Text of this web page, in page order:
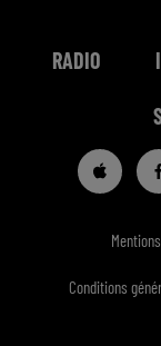
RADIO
Conditions